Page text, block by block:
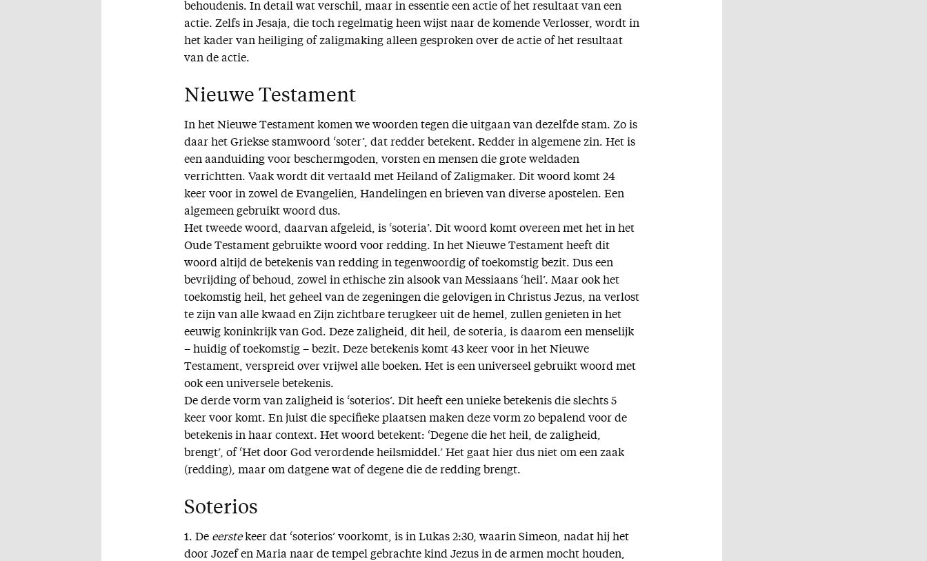
behoudenis. In detail wat verschil, maar in essentie een actie of het resultaat van een
actie. Zelfs in Jesaja, die toch regelmatig heen wijst naar de komende Verlosser, wordt in
het kader van heiliging of zaligmaking alleen gesproken over de actie of het resultaat
van de actie.
Nieuwe Testament
In het Nieuwe Testament komen we woorden tegen die uitgaan van dezelfde stam. Zo is
daar het Griekse stamwoord ‘soter’, dat redder betekent. Redder in algemene zin. Het is
een aanduiding voor beschermgoden, vorsten en mensen die grote weldaden
verrichtten. Vaak wordt dit vertaald met Heiland of Zaligmaker. Dit woord komt 24
keer voor in zowel de Evangeliën, Handelingen en brieven van diverse apostelen. Een
algemeen gebruikt woord dus.
Het tweede woord, daarvan afgeleid, is ‘soteria’. Dit woord komt overeen met het in het
Oude Testament gebruikte woord voor redding. In het Nieuwe Testament heeft dit
woord altijd de betekenis van redding in tegenwoordig of toekomstig bezit. Dus een
bevrijding of behoud, zowel in ethische zin alsook van Messiaans ‘heil’. Maar ook het
toekomstig heil, het geheel van de zegeningen die gelovigen in Christus Jezus, na verlost
te zijn van alle kwaad en Zijn zichtbare terugkeer uit de hemel, zullen genieten in het
eeuwig koninkrijk van God. Deze zaligheid, dit heil, de soteria, is daarom een menselijk
– huidig of toekomstig – bezit. Deze betekenis komt 43 keer voor in het Nieuwe
Testament, verspreid over vrijwel alle boeken. Het is een universeel gebruikt woord met
ook een universele betekenis.
De derde vorm van zaligheid is ‘soterios’. Dit heeft een unieke betekenis die slechts 5
keer voor komt. En juist die specifieke plaatsen maken deze vorm zo bepalend voor de
betekenis in haar context. Het woord betekent: ‘Degene die het heil, de zaligheid,
brengt’, of ‘Het door God verordende heilsmiddel.’ Het gaat hier dus niet om een zaak
(redding), maar om datgene wat of degene die de redding brengt.
Soterios
1. De eerstekeer dat ‘soterios’ voorkomt, is in Lukas 2:30, waarin Simeon, nadat hij het
door Jozef en Maria naar de tempel gebrachte kind Jezus in de armen mocht houden,